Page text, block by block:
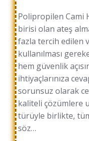
Polipropilen Cami
birisi olan ateş
fazla tercih edilen
kullanılması
hem güvenlik
ihtiyaçlarınıza
sorunsuz olarak
kaliteli çözümlere
türüyle birlikte,
söz…